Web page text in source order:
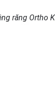
răng Ortho